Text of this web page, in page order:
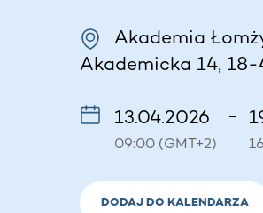
Akademia
Akademicka 14,
13.04.2026
09:00 (GMT+2)
–
DODAJ DO KALENDARZA